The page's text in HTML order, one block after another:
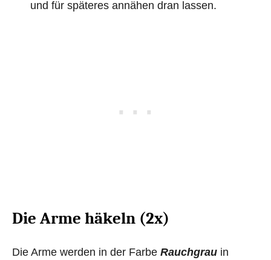
und für späteres annähen dran lassen.
Die Arme häkeln (2x)
Die Arme werden in der Farbe Rauchgrau in